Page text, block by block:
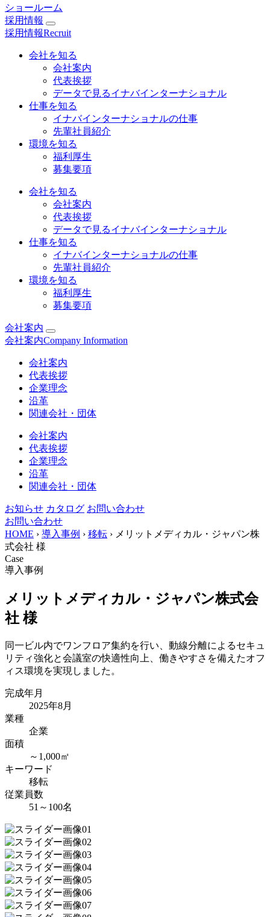
ショールーム
採用情報
採用情報Recruit
会社を知る
会社案内
代表挨拶
データで見るイナバインターナショナル
仕事を知る
イナバインターナショナルの仕事
先輩社員紹介
環境を知る
福利厚生
募集要項
会社を知る
会社案内
代表挨拶
データで見るイナバインターナショナル
仕事を知る
イナバインターナショナルの仕事
先輩社員紹介
環境を知る
福利厚生
募集要項
会社案内
会社案内Company Information
会社案内
代表挨拶
企業理念
沿革
関連会社・団体
会社案内
代表挨拶
企業理念
沿革
関連会社・団体
お知らせ カタログ お問い合わせ
お問い合わせ
HOME › 導入事例 › 移転 › メリットメディカル・ジャパン株
式会社 様
Case
導入事例
メリットメディカル・ジャパン株式会
社 様
同一ビル内でワンフロア集約を行い、動線分離によるセキュ
リティ強化と会議室の快適性向上、働きやすさを備えたオフ
ィス環境を実現しました。
完成年月
2025年8月
業種
企業
面積
～1,000㎡
キーワード
移転
従業員数
51～100名